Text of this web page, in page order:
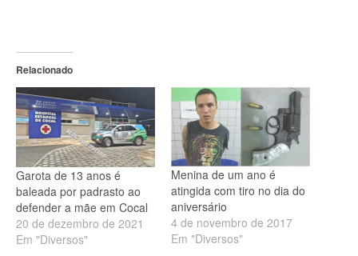
Relacionado
Garota de 13 anos é
baleada por padrasto ao
defender a mãe em Cocal
20 de dezembro de 2021
Em "Diversos"
Menina de um ano é
atingida com tiro no dia do
aniversário
4 de novembro de 2017
Em "Diversos"